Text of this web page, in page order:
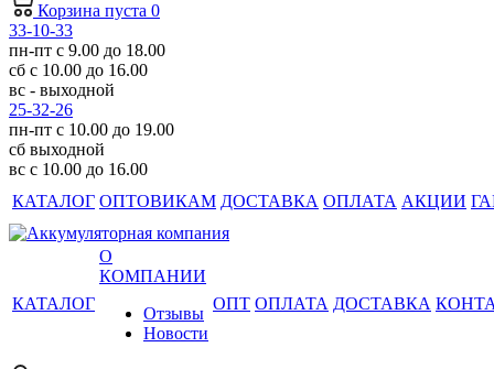
Корзина пуста 0
33-10-33
пн-пт с 9.00 до 18.00
сб с 10.00 до 16.00
вс - выходной
25-32-26
пн-пт с 10.00 до 19.00
сб выходной
вс с 10.00 до 16.00
КАТАЛОГ ОПТОВИКАМ ДОСТАВКА ОПЛАТА АКЦИИ
КАТАЛОГ
О
КОМПАНИИ
Отзывы
Новости
ОПТ ОПЛАТА ДОСТАВКА